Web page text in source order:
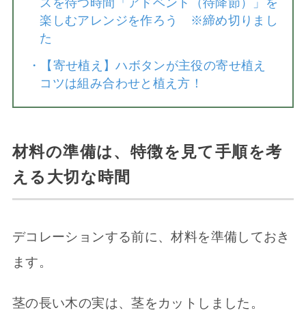
楽しむアレンジを作ろう ※締め切りまし
た
・
【寄せ植え】ハボタンが主役の寄せ植え
コツは組み合わせと植え方！
材料の準備は、特徴を見て手順を考
える大切な時間
デコレーションする前に、材料を準備しておき
ます。
茎の長い木の実は、茎をカットしました。